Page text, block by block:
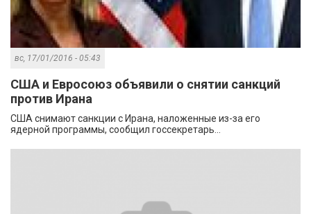
вс, 17/01/2016 - 05:43
США и Евросоюз объявили о снятии санкций
против Ирана
США снимают санкции с Ирана, наложенные из-за его
ядерной программы, сообщил госсекретарь...